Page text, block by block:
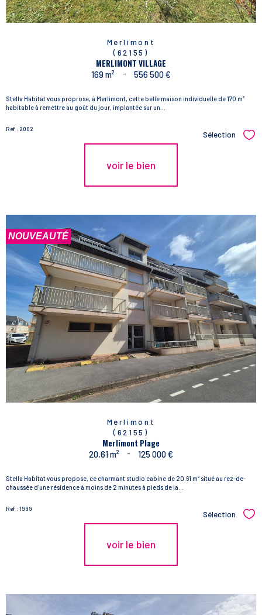
Merlimont
(62155)
MERLIMONT VILLAGE
169 m² - 556 500 €
Stella Habitat vous proprose, à Merlimont, cette belle maison individuelle de 170 m²
habitable à remettre au goût du jour, implantée sur un...
Réf : 2002
Sélection
voir le bien
NOUVEAUTÉ
Merlimont
(62155)
Merlimont Plage
20,61 m² - 125 000 €
Stella Habitat vous propose, ce charmant studio cabine de 20.61 m² situé au rez-de-
chaussée d'une résidence à moins de 2 minutes à pieds de la...
Réf : 1999
Sélection
voir le bien